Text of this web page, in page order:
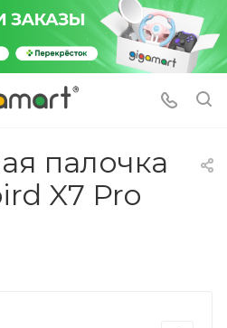
палочка
X7 Pro